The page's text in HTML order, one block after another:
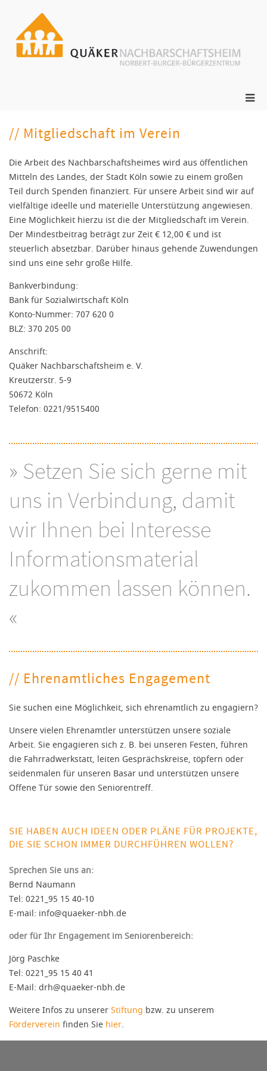
springen
// Mitgliedschaft im Verein
Die Arbeit des Nachbarschaftsheimes wird aus öffentlichen
Mitteln des Landes, der Stadt Köln sowie zu einem großen
Teil durch Spenden finanziert. Für unsere Arbeit sind wir auf
vielfältige ideelle und materielle Unterstützung angewiesen.
Eine Möglichkeit hierzu ist die der Mitgliedschaft im Verein.
Der Mindestbeitrag beträgt zur Zeit € 12,00 € und ist
steuerlich absetzbar. Darüber hinaus gehende Zuwendungen
sind uns eine sehr große Hilfe.
Bankverbindung:
Bank für Sozialwirtschaft Köln
Konto-Nummer: 707 620 0
BLZ: 370 205 00
Anschrift:
Quäker Nachbarschaftsheim e. V.
Kreutzerstr. 5-9
50672 Köln
Telefon: 0221/9515400
» Setzen Sie sich gerne mit
uns in Verbindung, damit
wir Ihnen bei Interesse
Informationsmaterial
zukommen lassen können.
«
// Ehrenamtliches Engagement
Sie suchen eine Möglichkeit, sich ehrenamtlich zu engagiern?
Unsere vielen Ehrenamtler unterstützen unsere soziale
Arbeit. Sie engagieren sich z. B. bei unseren Festen, führen
die Fahrradwerkstatt, leiten Gesprächskreise, töpfern oder
seidenmalen für unseren Basar und unterstützen unsere
Offene Tür sowie den Seniorentreff.
SIE HABEN AUCH IDEEN ODER PLÄNE FÜR PROJEKTE,
DIE SIE SCHON IMMER DURCHFÜHREN WOLLEN?
Sprechen Sie uns an:
Bernd Naumann
Tel: 0221_95 15 40-10
E-mail: info@quaeker-nbh.de
oder für Ihr Engagement im Seniorenbereich:
Jörg Paschke
Tel: 0221_95 15 40 41
E-Mail: drh@quaeker-nbh.de
Weitere Infos zu unsererStiftung bzw. zu unserem
Förderverein finden Sie hier.